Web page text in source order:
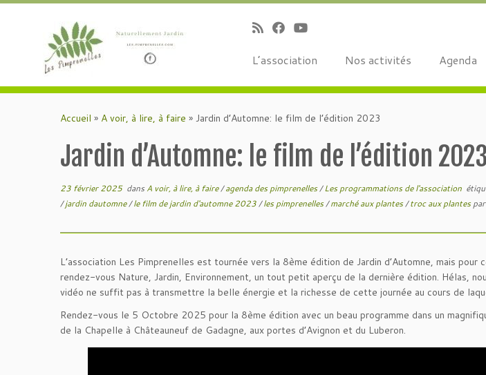
L’association Nos activités Agenda
Accueil » A voir, à lire, à faire » Jardin d’Automne: le film de l’édition 2023
Jardin d’Automne: le film de l’édition 2023
23 février 2025dans A voir, à lire, à faire/agenda des pimprenelles/Les programmations de l'association
/jardin dautomne/le film de jardin d'automne 2023/les pimprenelles/marché aux plantes/troc aux plantespar
L’association Les Pimprenelles est tournée vers la 8ème édition de Jardin d’Automne, mais pour
rendez-vous Nature, Jardin, Environnement, un tout petit aperçu de la dernière édition. Hélas,
vidéo ne suffit pas à transmettre la belle énergie et la richesse de cette journée au cours de
Rendez-vous le 5 Octobre 2025 pour la 8ème édition avec un beau programme dans un
de la Chapelle à Châteauneuf de Gadagne, aux portes d’Avignon et du Luberon.